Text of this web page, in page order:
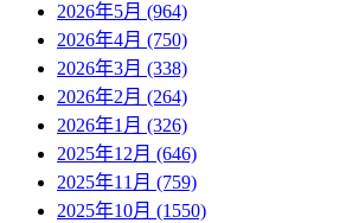
2026年5月 (964)
2026年4月 (750)
2026年3月 (338)
2026年2月 (264)
2026年1月 (326)
2025年12月 (646)
2025年11月 (759)
2025年10月 (1550)